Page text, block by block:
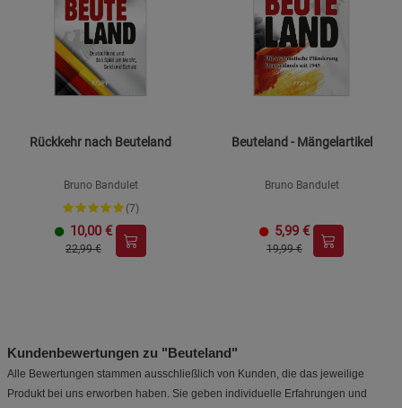
Rückkehr nach Beuteland
Bruno Bandulet
(7)
10,00 €
22,99 €
Beuteland - Mängelartikel
Bruno Bandulet
5,99 €
19,99 €
Kundenbewertungen zu "Beuteland"
Alle Bewertungen stammen ausschließlich von Kunden, die das jeweilige
Produkt bei uns erworben haben. Sie geben individuelle Erfahrungen und